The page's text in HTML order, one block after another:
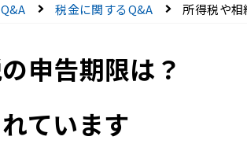
税金に関するQ&A 所得税や相
申告期限は？
ています